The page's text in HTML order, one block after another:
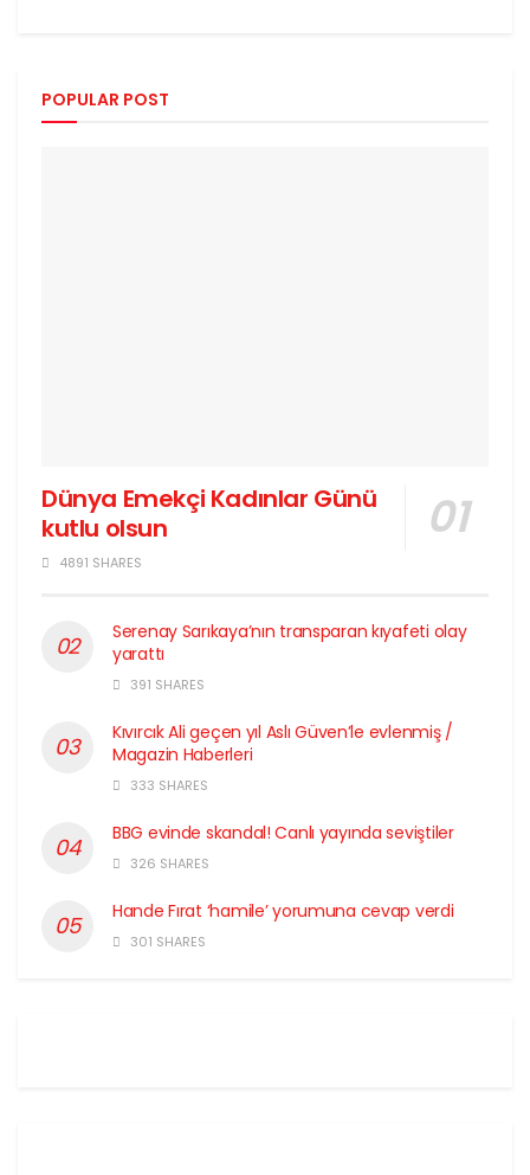
POPULAR POST
Dünya Emekçi Kadınlar Günü
kutlu olsun
4891 SHARES
Serenay Sarıkaya’nın transparan kıyafeti olay
yarattı
391 SHARES
Kıvırcık Ali geçen yıl Aslı Güven’le evlenmiş /
Magazin Haberleri
333 SHARES
BBG evinde skandal! Canlı yayında seviştiler
326 SHARES
Hande Fırat ‘hamile’ yorumuna cevap verdi
301 SHARES